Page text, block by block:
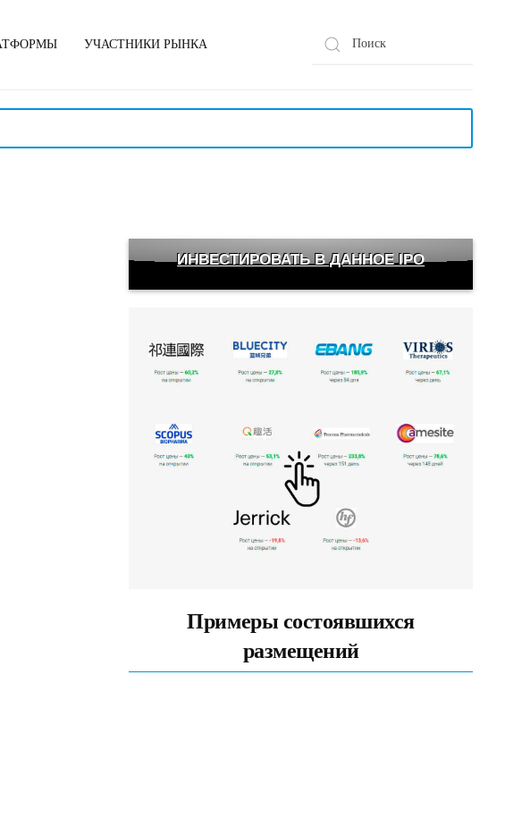
УЧАСТНИКИ РЫНКА
ИНВЕСТИРОВАТЬ В ДАННОЕ IPO
Примеры состоявшихся
размещений